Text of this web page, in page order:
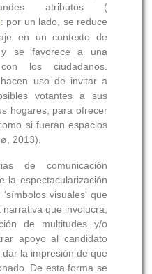
atributos (
por un lado, se reduce
en un contexto de
y se favorece a una
los ciudadanos.
uso de invitar a
votantes a sus
hogares, para ofrecer
si fueran espacios
2013).
de comunicación
la espectacularización
visuales' que
que involucra,
de multitudes y/o
apoyo al candidato
la impresión de que
De esta forma se